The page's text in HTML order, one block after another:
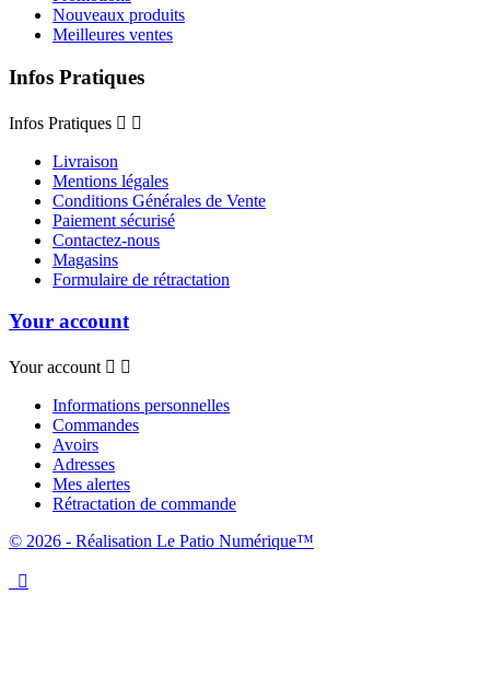
Nouveaux produits
Meilleures ventes
Infos Pratiques
Infos Pratiques  
Livraison
Mentions légales
Conditions Générales de Vente
Paiement sécurisé
Contactez-nous
Magasins
Formulaire de rétractation
Your account
Your account  
Informations personnelles
Commandes
Avoirs
Adresses
Mes alertes
Rétractation de commande
© 2026 - Réalisation Le Patio Numérique™
